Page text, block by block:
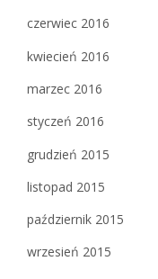
czerwiec 2016
kwiecień 2016
marzec 2016
styczeń 2016
grudzień 2015
listopad 2015
październik 2015
wrzesień 2015